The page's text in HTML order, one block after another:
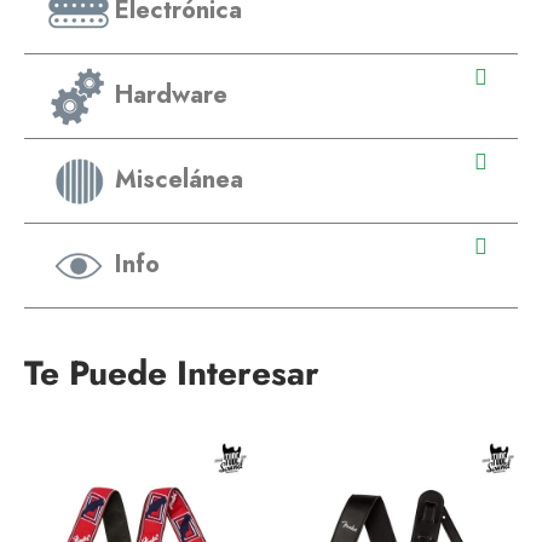
Electrónica
Hardware
Miscelánea
Info
Te Puede Interesar